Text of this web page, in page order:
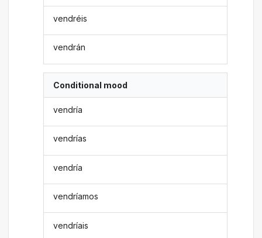
vendréis
vendrán
Conditional mood
vendría
vendrías
vendría
vendríamos
vendríais